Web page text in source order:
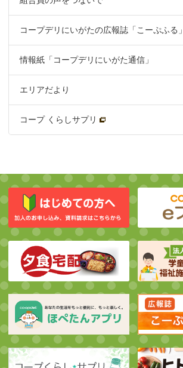
コープデリにいがたの広報誌「こーぷふる」
情報紙「コープデリにいがた通信」
エリアだより
コープ くらしサプリ